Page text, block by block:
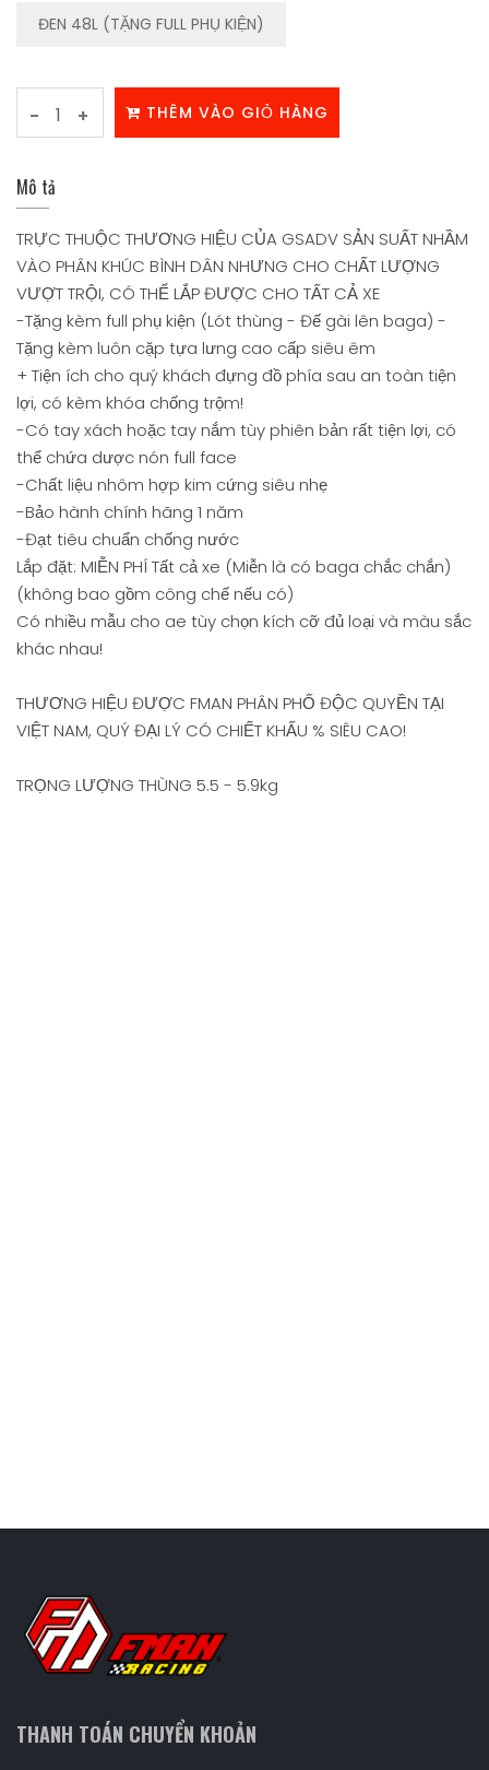
ĐEN 48L (TẶNG FULL PHỤ KIỆN)
- + THÊM VÀO GIỎ HÀNG
Mô tả
TRỰC THUỘC THƯƠNG HIỆU CỦA GSADV SẢN SUẤT NHẦM
VÀO PHÂN KHÚC BÌNH DÂN NHƯNG CHO CHẤT LƯỢNG
VƯỢT TRỘI, CÓ THỂ LẮP ĐƯỢC CHO TẤT CẢ XE
-Tặng kèm full phụ kiện (Lót thùng - Đế gài lên baga) -
Tặng kèm luôn cặp tựa lưng cao cấp siêu êm
+ Tiện ích cho quý khách đựng đồ phía sau an toàn tiện
lợi, có kèm khóa chống trộm!
-Có tay xách hoặc tay nắm tùy phiên bản rất tiện lợi, có
thể chứa dược nón full face
-Chất liệu nhôm hợp kim cứng siêu nhẹ
-Bảo hành chính hãng 1 năm
-Đạt tiêu chuẩn chống nước
Lắp đặt: MIỄN PHÍ Tất cả xe (Miễn là có baga chắc chắn)
(không bao gồm công chế nếu có)
Có nhiều mẫu cho ae tùy chọn kích cỡ đủ loại và màu sắc
khác nhau!
THƯƠNG HIỆU ĐƯỢC FMAN PHÂN PHỐ ĐỘC QUYỀN TẠI
VIỆT NAM, QUÝ ĐẠI LÝ CÓ CHIẾT KHẤU % SIÊU CAO!
TRỌNG LƯỢNG THÙNG 5.5 - 5.9kg
THANH TOÁN CHUYỂN KHOẢN